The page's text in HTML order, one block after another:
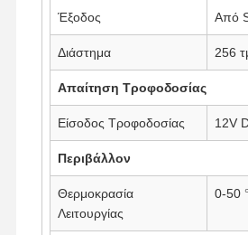
Έξοδος Από
Διάστημα 256
Απαίτηση Τροφοδοσίας
Είσοδος Τροφοδοσίας 12V
Περιβάλλον
Θερμοκρασία
Λειτουργίας
0-50